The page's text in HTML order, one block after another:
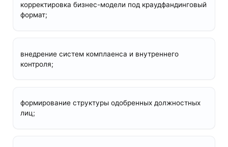
корректировка бизнес-модели под краудфандинговый
формат;
внедрение систем комплаенса и внутреннего
контроля;
формирование структуры одобренных должностных
лиц;